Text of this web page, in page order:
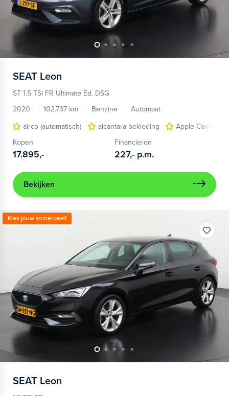
SEAT Leon
ST 1.5 TSI FR Ultimate Ed. DSG
2020
102.737 km Benzine
Automaat
airco (automatisch)
alcantara bekleding
Apple Carplay/
Kopen
17.895,-
Financieren
227,- p.m.
Bekijken
Kies jouw zomerdeal!
SEAT Leon